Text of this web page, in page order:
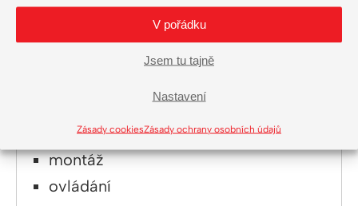
V pořádku
Jsem tu tajně
Nastavení
Zásady cookiesZásady ochrany osobních údajů
Český návod
K laseru dostanete český návod
popisující:
montáž
ovládání